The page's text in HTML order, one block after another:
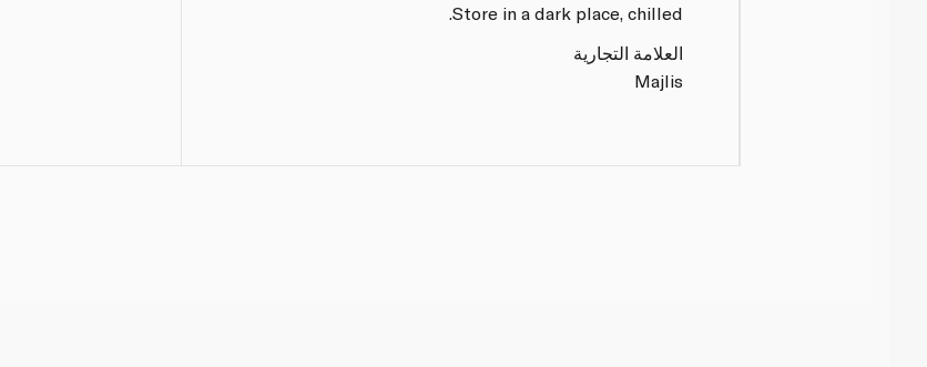
Store in a dark place, chilled.
العلامة التجارية
Majlis